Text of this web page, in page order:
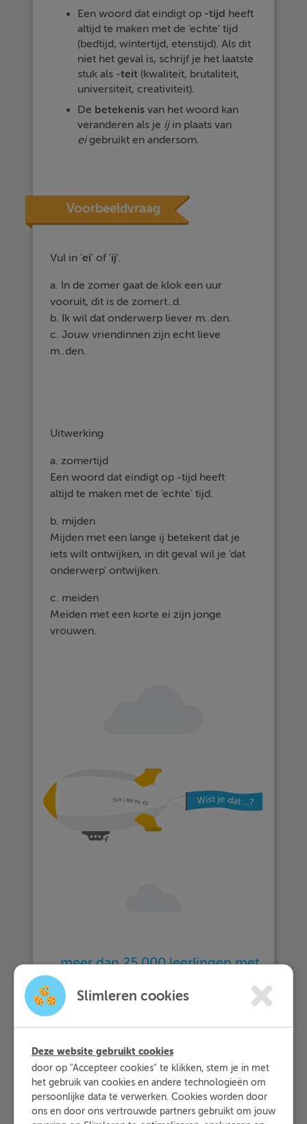
Een woord dat eindigt op -tijd heeft
altijd te maken met de 'echte' tijd
(bedtijd, wintertijd, etenstijd). Als dit
niet het geval is, schrijf je het laatste
stuk als -teit (kwaliteit, brutaliteit,
universiteit, creativiteit).
De betekenis van het woord kan
veranderen als je ijin plaats van
eigebruikt en andersom.
Voorbeeldvraag
Vul in 'ei' of 'ij'.
a. In de zomer gaat de klok een uur
vooruit, dit is de zomert..d.
b. Ik wil dat onderwerp liever m..den.
c. Jouw vriendinnen zijn echt lieve
m..den.
Uitwerking
a. zomertijd
Een woord dat eindigt op -tijd heeft
altijd te maken met de 'echte' tijd.
b. mijden
Mijden met een lange ij betekent dat je
iets wilt ontwijken, in dit geval wil je 'dat
onderwerp' ontwijken.
c. meiden
Meiden met een korte ei zijn jonge
vrouwen.
… meer dan 25.000 leerlingen met
… en dat zij Slimleren gemiddeld
beoordelenmet een 9,2!
Meer informatie
Slimleren cookies
Deze website gebruikt cookies
door op "Accepteer cookies" te klikken, stem je in met
het gebruik van cookies en andere technologieën om
persoonlijke data te verwerken. Cookies worden door
ons en door ons vertrouwde partners gebruikt om jouw